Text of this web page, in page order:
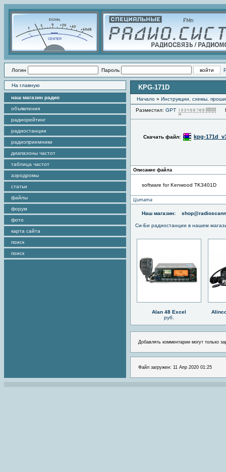
Логин Пароль
На главную
наш магазин радио
объявления
радиорейтинг
радиостанции
радиоприемники
диапазоны частот
таблица частот
аэродромы
статьи
файлы
форум
фото
карта сайта
поиск
поиск
KPG-171D
Начало » Инструкции, схемы,
Разместил: GPT
Скачать файл: kpg-
Описание файла
software for Kenwood TK3401D
Цитата
Наш магазин:
Си-Би радиостанции в нашем
Alan 48 Excel
руб.
Добавлять комментарии могут только
Файл загружен: 11 Апр 2020 01:25